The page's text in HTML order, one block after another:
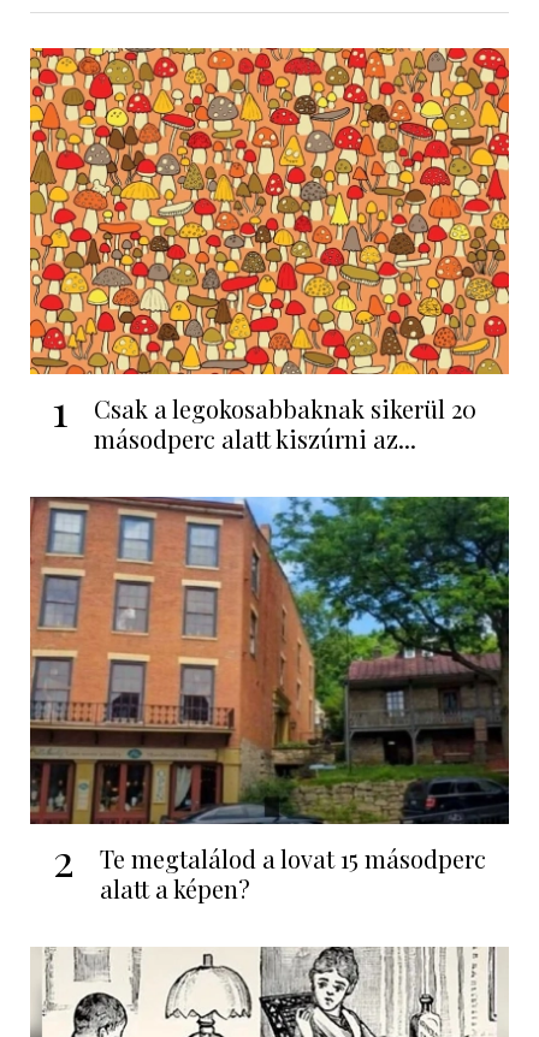
1
Csak a legokosabbaknak sikerül 20
másodperc alatt kiszúrni az...
2
Te megtalálod a lovat 15 másodperc
alatt a képen?